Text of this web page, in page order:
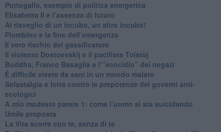
Portogallo, esempio di politica energetica
​Elisabetta II e l’assenza di futuro
Al risveglio di un incubo, un altro incubo!
​Piombino e la fine dell’emergenza
​Il vero rischio del gassificatore
​Il violento Dostoevskij e il pacifista Tolstòj
​Buddha, Franco Basaglia e l’”ecocidio” dei negazi
​È difficile vivere da sani in un mondo malato
Solastalgia e lotta contro le prepotenze dei governi anti-
ecologici
​A mio modesto parere 1: come l’uomo si sta suicidando
​Umile proposta
​La Vita scorre con te, senza di te